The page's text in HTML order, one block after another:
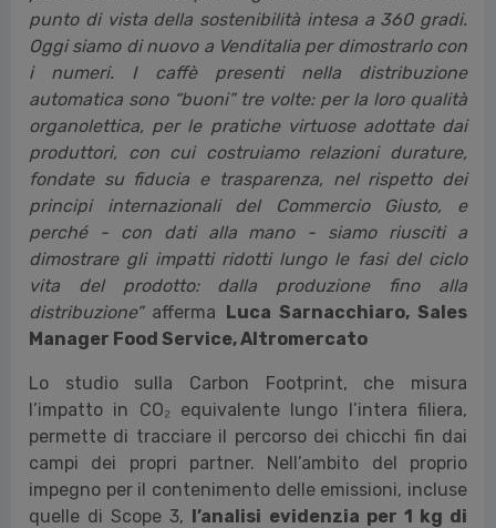
punto di vista della sostenibilità intesa a 360 gradi.
Oggi siamo di nuovo a Venditalia per dimostrarlo con
i numeri. I caffè presenti nella distribuzione
automatica sono “buoni” tre volte: per la loro qualità
organolettica, per le pratiche virtuose adottate dai
produttori, con cui costruiamo relazioni durature,
fondate su fiducia e trasparenza, nel rispetto dei
principi internazionali del Commercio Giusto, e
perché - con dati alla mano - siamo riusciti a
dimostrare gli impatti ridotti lungo le fasi del ciclo
vita del prodotto: dalla produzione fino alla
distribuzione” afferma Luca Sarnacchiaro, Sales
Manager Food Service, Altromercato
Lo studio sulla Carbon Footprint, che misura
l’impatto in CO₂ equivalente lungo l’intera filiera,
permette di tracciare il percorso dei chicchi fin dai
campi dei propri partner. Nell’ambito del proprio
impegno per il contenimento delle emissioni, incluse
quelle di Scope 3, l’analisi evidenzia per 1 kg di